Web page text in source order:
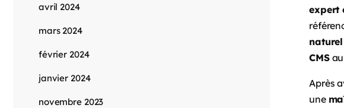
expert
naturel
CMSau
Après
une
avril 2024
mars 2024
février 2024
janvier 2024
novembre 2023